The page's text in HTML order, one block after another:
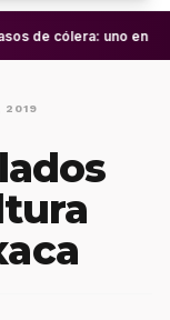
de cólera: uno en
2019